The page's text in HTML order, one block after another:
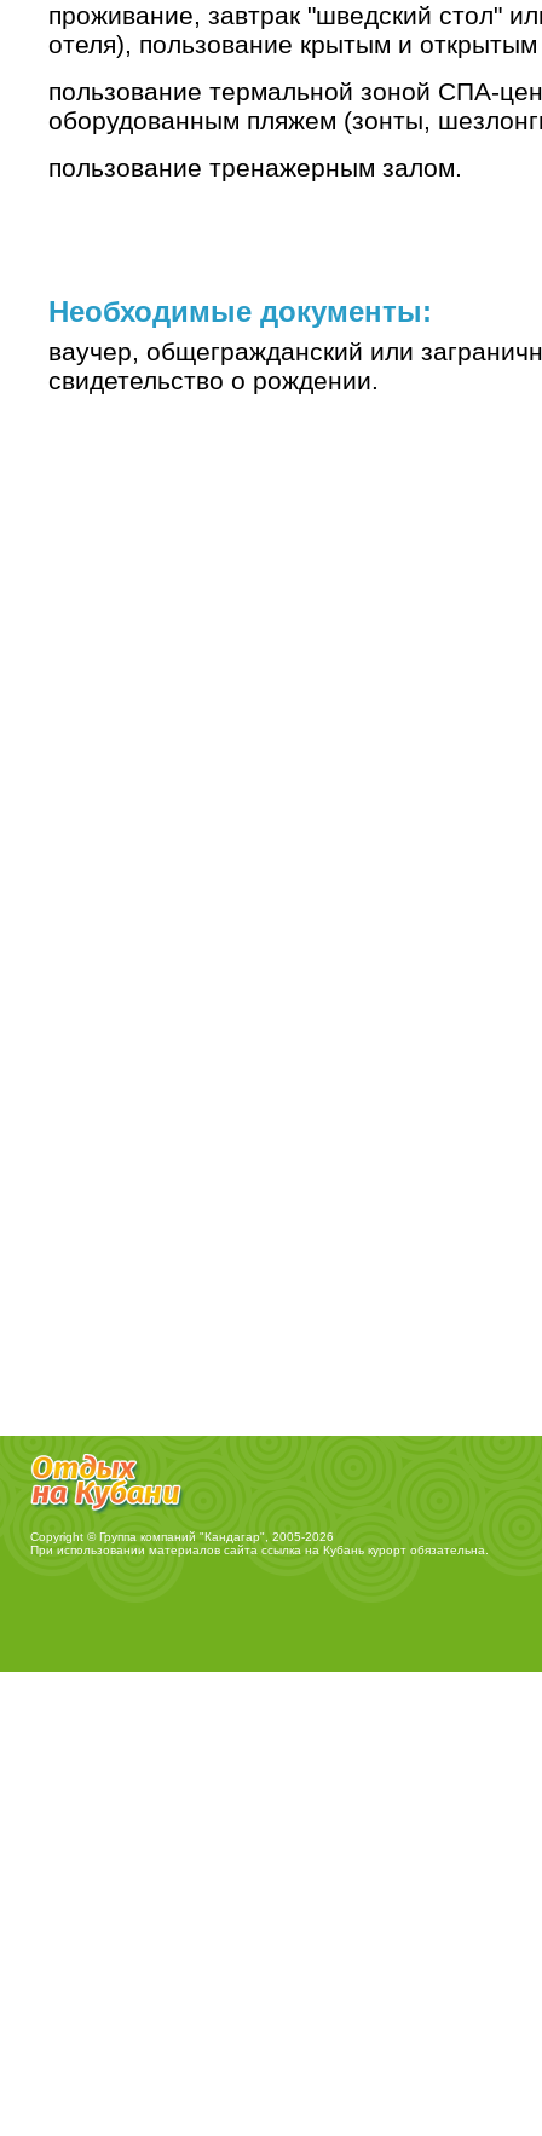
проживание, завтрак "шведский стол"
отеля), пользование крытым и
пользование термальной зоной СПА-
оборудованным пляжем (зонты,
пользование тренажерным залом.
Необходимые документы:
ваучер, общегражданский или
свидетельство о рождении.
Copyright © Группа компаний "Кандагар", 2005-2026
При использовании материалов сайта ссылка на Кубань курорт обязательна.